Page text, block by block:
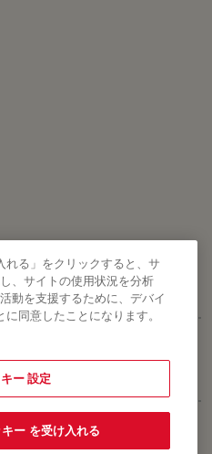
Air India Ltd.
ご利用は、当社のプライバシーポリ
れる」をクリックすると、サ
、サイトの使用状況を分析
動を支援するために、デバイ
同意したことになります。
ー 設定
ー を受け入れる